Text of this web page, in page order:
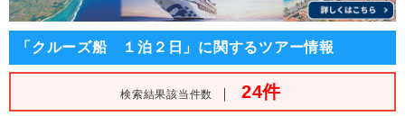
「クルーズ船 １泊２日」に関するツアー情報
検索結果該当件数 ｜ 24件